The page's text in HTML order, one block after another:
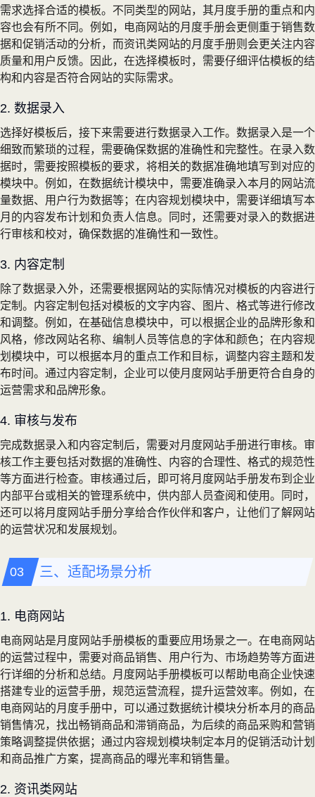
需求选择合适的模板。不同类型的网站，其月度手册的重点和内
容也会有所不同。例如，电商网站的月度手册会更侧重于销售数
据和促销活动的分析，而资讯类网站的月度手册则会更关注内容
质量和用户反馈。因此，在选择模板时，需要仔细评估模板的结
构和内容是否符合网站的实际需求。
2. 数据录入
选择好模板后，接下来需要进行数据录入工作。数据录入是一个
细致而繁琐的过程，需要确保数据的准确性和完整性。在录入数
据时，需要按照模板的要求，将相关的数据准确地填写到对应的
模块中。例如，在数据统计模块中，需要准确录入本月的网站流
量数据、用户行为数据等；在内容规划模块中，需要详细填写本
月的内容发布计划和负责人信息。同时，还需要对录入的数据进
行审核和校对，确保数据的准确性和一致性。
3. 内容定制
除了数据录入外，还需要根据网站的实际情况对模板的内容进行
定制。内容定制包括对模板的文字内容、图片、格式等进行修改
和调整。例如，在基础信息模块中，可以根据企业的品牌形象和
风格，修改网站名称、编制人员等信息的字体和颜色；在内容规
划模块中，可以根据本月的重点工作和目标，调整内容主题和发
布时间。通过内容定制，企业可以使月度网站手册更符合自身的
运营需求和品牌形象。
4. 审核与发布
完成数据录入和内容定制后，需要对月度网站手册进行审核。审
核工作主要包括对数据的准确性、内容的合理性、格式的规范性
等方面进行检查。审核通过后，即可将月度网站手册发布到企业
内部平台或相关的管理系统中，供内部人员查阅和使用。同时，
还可以将月度网站手册分享给合作伙伴和客户，让他们了解网站
的运营状况和发展规划。
三、适配场景分析
1. 电商网站
电商网站是月度网站手册模板的重要应用场景之一。在电商网站
的运营过程中，需要对商品销售、用户行为、市场趋势等方面进
行详细的分析和总结。月度网站手册模板可以帮助电商企业快速
搭建专业的运营手册，规范运营流程，提升运营效率。例如，在
电商网站的月度手册中，可以通过数据统计模块分析本月的商品
销售情况，找出畅销商品和滞销商品，为后续的商品采购和营销
策略调整提供依据；通过内容规划模块制定本月的促销活动计划
和商品推广方案，提高商品的曝光率和销售量。
2. 资讯类网站